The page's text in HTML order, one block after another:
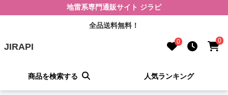
地雷系専門通販サイト ジラピ
全品送料無料！
JIRAPI 0 0
商品を検索する 人気ランキング